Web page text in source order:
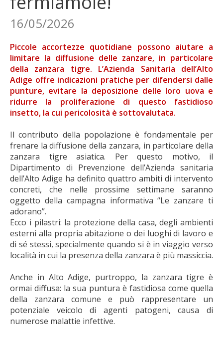
16/05/2026
Piccole accortezze quotidiane possono aiutare a
limitare la diffusione delle zanzare, in particolare
della zanzara tigre. L’Azienda Sanitaria dell’Alto
Adige offre indicazioni pratiche per difendersi dalle
punture, evitare la deposizione delle loro uova e
ridurre la proliferazione di questo fastidioso
insetto, la cui pericolosità è sottovalutata.
Il contributo della popolazione è fondamentale per
frenare la diffusione della zanzara, in particolare della
zanzara tigre asiatica. Per questo motivo, il
Dipartimento di Prevenzione dell’Azienda sanitaria
dell’Alto Adige ha definito quattro ambiti di intervento
concreti, che nelle prossime settimane saranno
oggetto della campagna informativa “Le zanzare ti
adorano”.
Ecco i pilastri: la protezione della casa, degli ambienti
esterni alla propria abitazione o dei luoghi di lavoro e
di sé stessi, specialmente quando si è in viaggio verso
località in cui la presenza della zanzara è più massiccia.
Anche in Alto Adige, purtroppo, la zanzara tigre è
ormai diffusa: la sua puntura è fastidiosa come quella
della zanzara comune e può rappresentare un
potenziale veicolo di agenti patogeni, causa di
numerose malattie infettive.